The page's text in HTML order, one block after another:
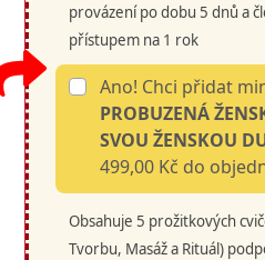
provázení po dobu 5 dnů a
přístupem na 1 rok
Ano! Chci přidat
PROBUZENÁ
SVOU ŽENSKOU
499,00 Kč do
Obsahuje 5 prožitkových
Tvorbu, Masáž a Rituál)